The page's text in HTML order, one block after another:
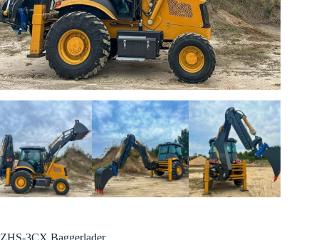
ZHS-3CX Baggerlader